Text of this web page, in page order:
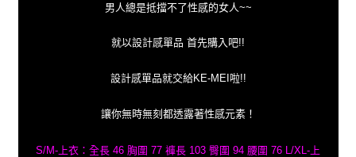
男人總是抵擋不了性感的女人~~
就以設計感單品 首先購入吧!!
設計感單品就交給KE-MEI啦!!
讓你無時無刻都透露著性感元素！
S/M-上衣：全長 46 胸圍 77 褲長 103 臀圍 94 腰圍 76 L/XL-上